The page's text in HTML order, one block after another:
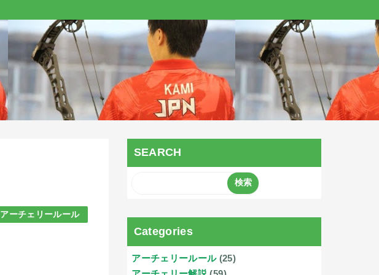
アーチェリールール
SEARCH
Categories
アーチェリールール (25)